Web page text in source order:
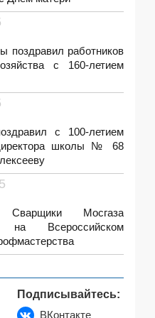
поздравил работников
с 160-летием
с 100-летием
школы № 68
Сварщики Мосгаза
на Всероссийском
Подписывайтесь:
ВКонтакте